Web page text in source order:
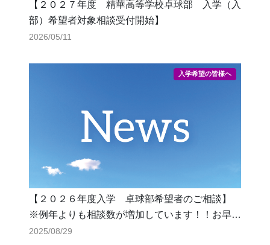
【２０２７年度 精華高等学校卓球部 入学（入
部）希望者対象相談受付開始】
2026/05/11
【２０２６年度入学 卓球部希望者のご相談】
※例年よりも相談数が増加しています！！お早め
にご連絡ください。
2025/08/29